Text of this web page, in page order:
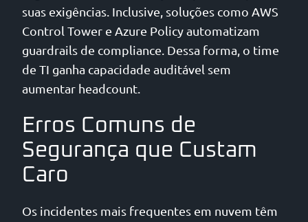
suas exigências. Inclusive, soluções como AWS
Control Tower e Azure Policy automatizam
guardrails de compliance. Dessa forma, o time
de TI ganha capacidade auditável sem
aumentar headcount.
Erros Comuns de
Segurança que Custam
Caro
Os incidentes mais frequentes em nuvem têm